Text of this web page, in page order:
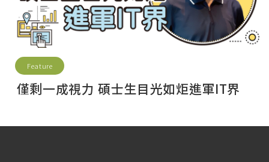
Feature
僅剩一成視力 碩士生目光如炬進軍IT界